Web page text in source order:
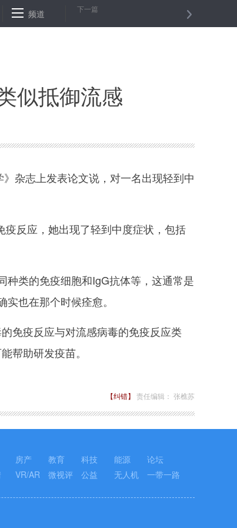
记住这样的感恩之送与礼敬之迎 每一道战疫答题都
频道 下一篇
似抵御流感
杂志上发表论文说，对一名出现轻到中
反应，她出现了轻到中度症状，包括
类的免疫细胞和IgG抗体等，这通常是
也在那个时候痊愈。
免疫反应与对流感病毒的免疫反应类
帮助研发疫苗。
【纠错】 责任编辑： 张樵苏
房产 教育 科技 能源
论坛
VR/AR 微视评 公益 无人机 一带一路